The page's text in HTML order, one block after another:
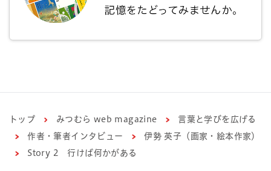
トップ みつむら web magazine
言葉と学びを広げる
作者・筆者インタビュー
伊勢 英子（画家・絵本作家）
Story 2 行けば何かがある